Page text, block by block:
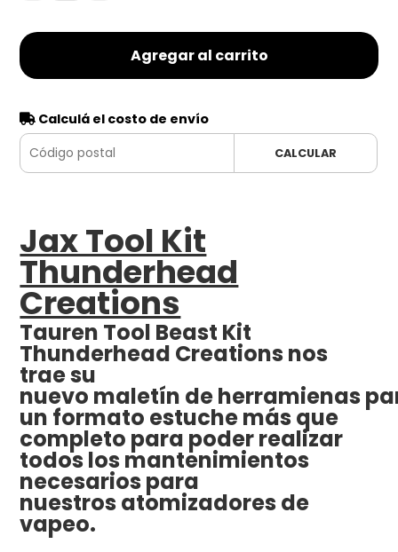
Agregar al carrito
Calculá el costo de envío
CALCULAR
Jax Tool Kit
Thunderhead
Creations
Tauren Tool Beast Kit
Thunderhead Creations nos
trae su
nuevo maletín de herramienas
un formato estuche más que
completo para poder realizar
todos los mantenimientos
necesarios para
nuestros atomizadores de
vapeo.